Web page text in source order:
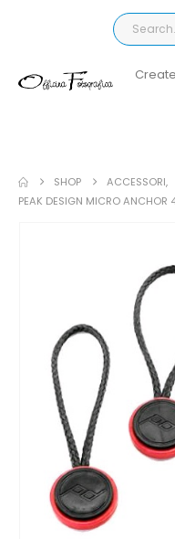
SHOP ACCESSORI,
PEAK DESIGN MICRO ANCHOR